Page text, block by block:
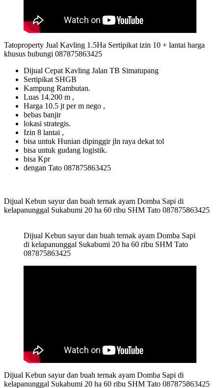
Tatoproperty Jual Kavling 1.5Ha Sertipikat izin 10 + lantai harga
khusus hubungi 087875863425
Dijual Cepat Kavling Jalan TB Simatupang
Sertipikat SHGB
Kampung Rambutan.
Luas 14.200 m ,
Harga 10.5 jt per m nego ,
bebas banjir
lokasi strategis.
Izin 8 lantai ,
bisa untuk Hunian dipinggir jln raya dekat tol
bisa untuk gudang logistik.
bisa Kpr
dengan Tato 087875863425
Dijual Kebun sayur dan buah ternak ayam Domba Sapi di
kelapanunggal Sukabumi 20 ha 60 ribu SHM Tato 087875863425
Dijual Kebun sayur dan buah ternak ayam Domba Sapi
di kelapanunggal Sukabumi 20 ha 60 ribu SHM Tato
087875863425
Dijual Kebun sayur dan buah ternak ayam Domba Sapi di
kelapanunggal Sukabumi 20 ha 60 ribu SHM Tato 087875863425